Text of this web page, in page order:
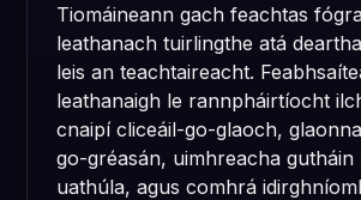
Tiomáineann gach feachtas
leathanach tuirlingthe atá
leis an teachtaireacht.
leathanaigh le rannpháirtíocht
cnaipí cliceáil-go-glaoch,
go-gréasán, uimhreacha gutháin
uathúla, agus comhrá